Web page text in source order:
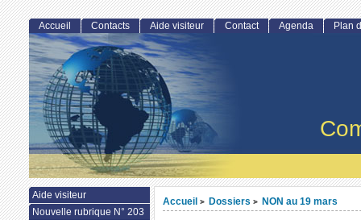
Accueil > Dossiers > NON au 19 mars
Accueil Contacts Aide visiteur Contact Agenda Plan
Aide visiteur
Nouvelle rubrique N° 203